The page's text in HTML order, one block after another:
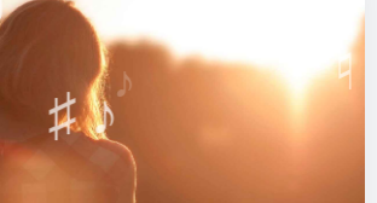
♯ ♪
♯ ♬
♫
♮